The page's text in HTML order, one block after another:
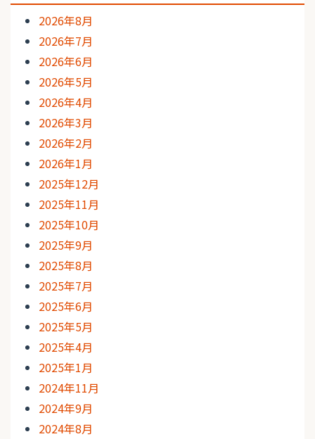
2026年8月
2026年7月
2026年6月
2026年5月
2026年4月
2026年3月
2026年2月
2026年1月
2025年12月
2025年11月
2025年10月
2025年9月
2025年8月
2025年7月
2025年6月
2025年5月
2025年4月
2025年1月
2024年11月
2024年9月
2024年8月